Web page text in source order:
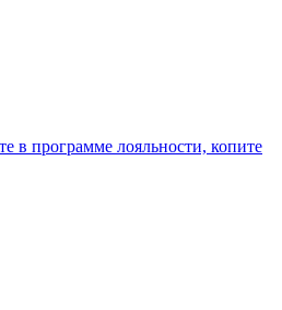
в программе лояльности, копите